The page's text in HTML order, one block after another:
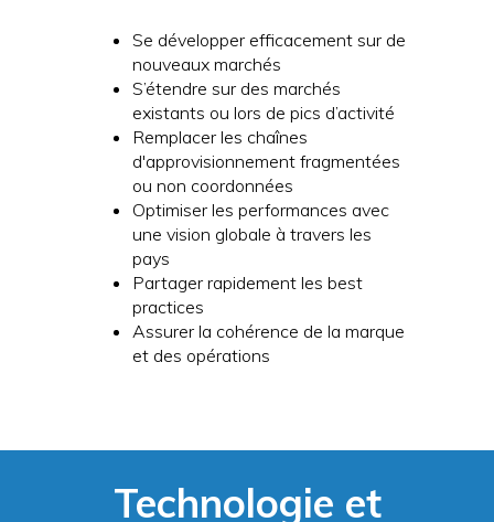
Se développer efficacement sur de
nouveaux marchés
S’étendre sur des marchés
existants ou lors de pics d’activité
Remplacer les chaînes
d'approvisionnement fragmentées
ou non coordonnées
Optimiser les performances avec
une vision globale à travers les
pays
Partager rapidement les best
practices
Assurer la cohérence de la marque
et des opérations
Technologie et